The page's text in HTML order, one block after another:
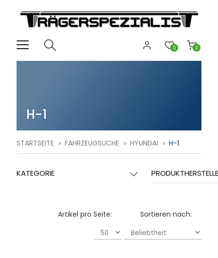
0
0
H-1
STARTSEITE FAHRZEUGSUCHE HYUNDAI H-1
KATEGORIE
Sortieren nach:
Artikel pro Seite: